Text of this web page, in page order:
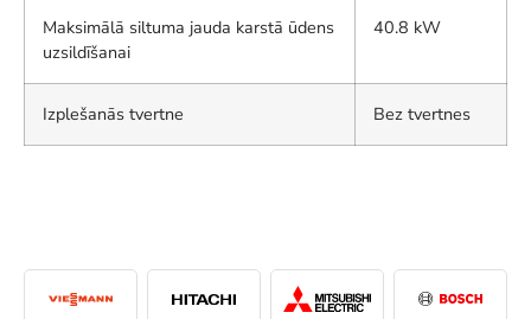
Maksimālā siltuma jauda karstā ūdens
uzsildīšanai
40.8 kW
Izplešanās tvertne Bez tvertnes